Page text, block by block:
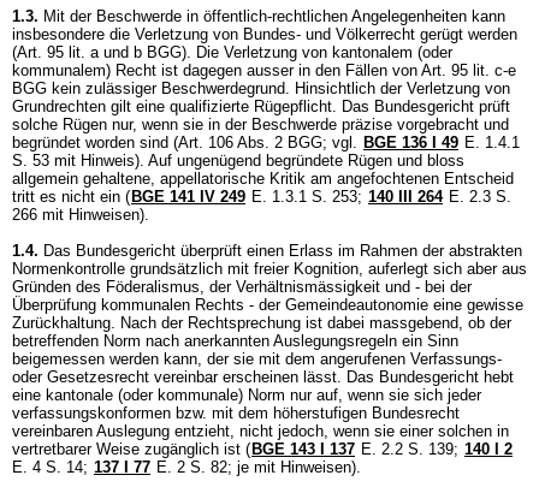
1.3. Mit der Beschwerde in öffentlich-rechtlichen Angelegenheiten kann
insbesondere die Verletzung von Bundes- und Völkerrecht gerügt werden
(Art. 95 lit. a und b BGG). Die Verletzung von kantonalem (oder
kommunalem) Recht ist dagegen ausser in den Fällen von Art. 95 lit. c-e
BGG kein zulässiger Beschwerdegrund. Hinsichtlich der Verletzung von
Grundrechten gilt eine qualifizierte Rügepflicht. Das Bundesgericht prüft
solche Rügen nur, wenn sie in der Beschwerde präzise vorgebracht und
begründet worden sind (Art. 106 Abs. 2 BGG; vgl. BGE 136 I 49 E. 1.4.1
S. 53 mit Hinweis). Auf ungenügend begründete Rügen und bloss
allgemein gehaltene, appellatorische Kritik am angefochtenen Entscheid
tritt es nicht ein ( BGE 141 IV 249 E. 1.3.1 S. 253; 140 III 264 E. 2.3 S.
266 mit Hinweisen).
1.4. Das Bundesgericht überprüft einen Erlass im Rahmen der abstrakten
Normenkontrolle grundsätzlich mit freier Kognition, auferlegt sich aber aus
Gründen des Föderalismus, der Verhältnismässigkeit und - bei der
Überprüfung kommunalen Rechts - der Gemeindeautonomie eine gewisse
Zurückhaltung. Nach der Rechtsprechung ist dabei massgebend, ob der
betreffenden Norm nach anerkannten Auslegungsregeln ein Sinn
beigemessen werden kann, der sie mit dem angerufenen Verfassungs-
oder Gesetzesrecht vereinbar erscheinen lässt. Das Bundesgericht hebt
eine kantonale (oder kommunale) Norm nur auf, wenn sie sich jeder
verfassungskonformen bzw. mit dem höherstufigen Bundesrecht
vereinbaren Auslegung entzieht, nicht jedoch, wenn sie einer solchen in
vertretbarer Weise zugänglich ist ( BGE 143 I 137 E. 2.2 S. 139; 140 I 2
E. 4 S. 14; 137 I 77 E. 2 S. 82; je mit Hinweisen).